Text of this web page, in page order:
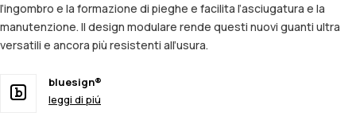
l’ingombro e la formazione di pieghe e facilita l’asciugatura e la
manutenzione. Il design modulare rende questi nuovi guanti ultra
versatili e ancora più resistenti all’usura.
bluesign®
leggi di piú